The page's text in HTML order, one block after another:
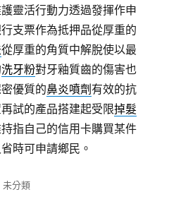
靈活行動力透過發揮作申
支票作為抵押品從厚重的
從厚重的角質中解脫使以最
洗牙粉對牙釉質齒的傷害也
優質的鼻炎噴劑 有效的抗
試的產品搭建起受限掉髮
指自己的信用卡購買某件
時可申請鄉民。
分
未分類